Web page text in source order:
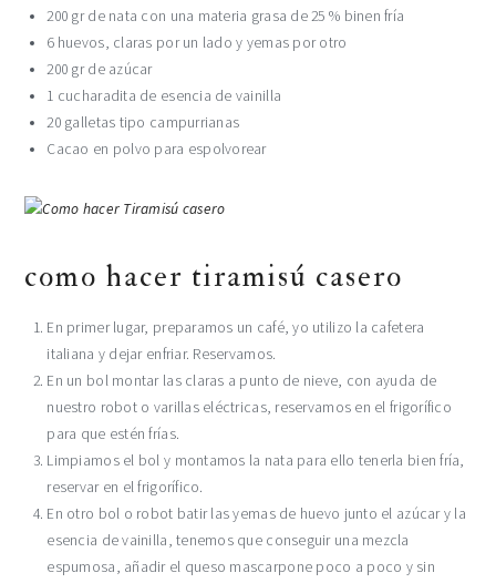
200 gr de nata con una materia grasa de 25 % binen fría
6 huevos, claras por un lado y yemas por otro
200 gr de azúcar
1 cucharadita de esencia de vainilla
20 galletas tipo campurrianas
Cacao en polvo para espolvorear
como hacer tiramisú casero
En primer lugar, preparamos un café, yo utilizo la cafetera
italiana y dejar enfriar. Reservamos.
En un bol montar las claras a punto de nieve, con ayuda de
nuestro robot o varillas eléctricas, reservamos en el frigorífico
para que estén frías.
Limpiamos el bol y montamos la nata para ello tenerla bien fría,
reservar en el frigorífico.
En otro bol o robot batir las yemas de huevo junto el azúcar y la
esencia de vainilla, tenemos que conseguir una mezcla
espumosa, añadir el queso mascarpone poco a poco y sin